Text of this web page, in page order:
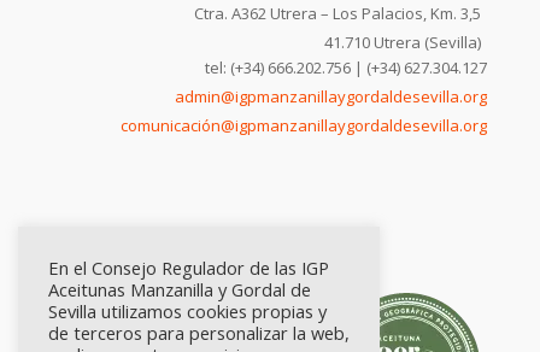
Ctra. A362 Utrera – Los Palacios, Km. 3,5
41.710 Utrera (Sevilla)
tel: (+34) 666.202.756 | (+34) 627.304.127
admin@igpmanzanillaygordaldesevilla.org
comunicación@igpmanzanillaygordaldesevilla.org
En el Consejo Regulador de las IGP
Aceitunas Manzanilla y Gordal de
Sevilla utilizamos cookies propias y
de terceros para personalizar la web,